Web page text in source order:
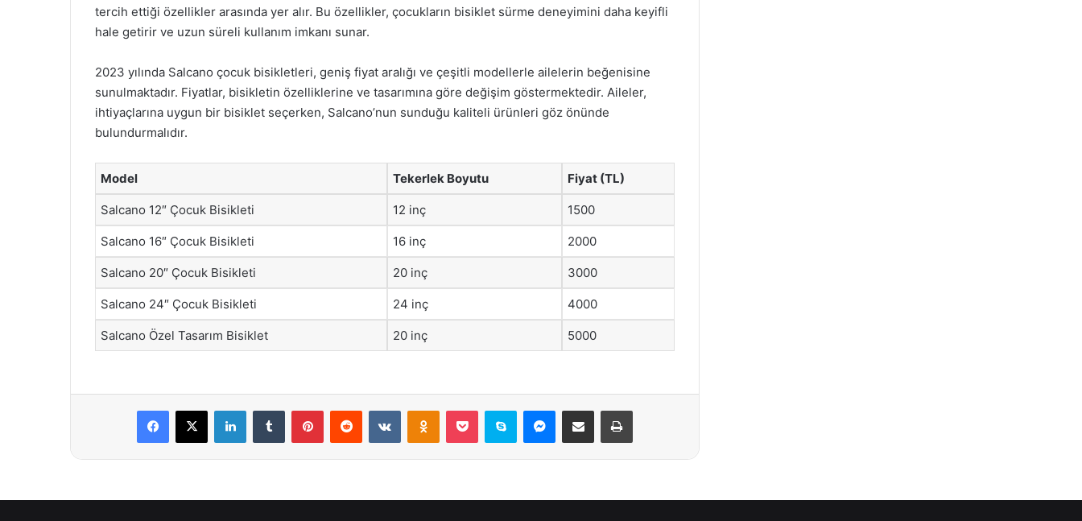
tercih ettiği özellikler arasında yer alır. Bu özellikler, çocukların bisiklet sürme deneyimini daha keyifli
hale getirir ve uzun süreli kullanım imkanı sunar.
2023 yılında Salcano çocuk bisikletleri, geniş fiyat aralığı ve çeşitli modellerle ailelerin beğenisine
sunulmaktadır. Fiyatlar, bisikletin özelliklerine ve tasarımına göre değişim göstermektedir. Aileler,
ihtiyaçlarına uygun bir bisiklet seçerken, Salcano’nun sunduğu kaliteli ürünleri göz önünde
bulundurmalıdır.
Model Tekerlek Boyutu Fiyat (TL)
Salcano 12″ Çocuk Bisikleti 12 inç 1500
Salcano 16″ Çocuk Bisikleti 16 inç 2000
Salcano 20″ Çocuk Bisikleti 20 inç 3000
Salcano 24″ Çocuk Bisikleti 24 inç 4000
Salcano Özel Tasarım Bisiklet 20 inç 5000
Facebook
X LinkedInTumblr PinterestReddit VKontakteOdnoklassniki
Pocket Skype Messenger
E-Posta ile paylaş Yazdır